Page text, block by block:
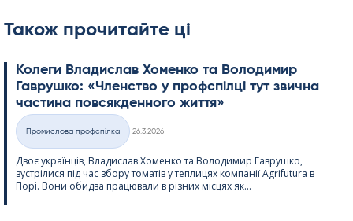
Також прочитайте ці
Колеги Владислав Хоменко та Володимир
Гаврушко: «Членство у профспілці тут звична
частина повсякденного життя»
Категорії
Промислова профспілка
26.3.2026
Двоє українців, Владислав Хоменко та Володимир Гаврушко,
зустрілися під час збору томатів у теплицях компанії Agri­fu­tura в
Порі. Вони обидва працювали в різних місцях як...